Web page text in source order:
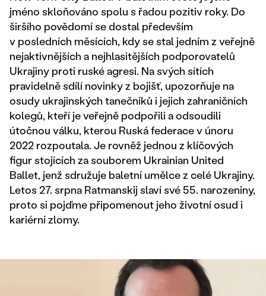
jméno skloňováno spolu s řadou pozitiv roky. Do
širšího povědomí se dostal především
v posledních měsících, kdy se stal jedním z veřejně
nejaktivnějších a nejhlasitějších podporovatelů
Ukrajiny proti ruské agresi. Na svých sítích
pravidelně sdílí novinky z bojišť, upozorňuje na
osudy ukrajinských tanečníků i jejich zahraničních
kolegů, kteří je veřejně podpořili a odsoudili
útočnou válku, kterou Ruská federace v únoru
2022 rozpoutala. Je rovněž jednou z klíčových
figur stojících za souborem Ukrainian United
Ballet, jenž sdružuje baletní umělce z celé Ukrajiny.
Letos 27. srpna Ratmanskij slaví své 55. narozeniny,
proto si pojďme připomenout jeho životní osud i
kariérní zlomy.